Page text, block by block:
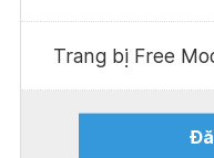
Trang bị Free